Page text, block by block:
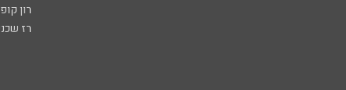
רון
רז